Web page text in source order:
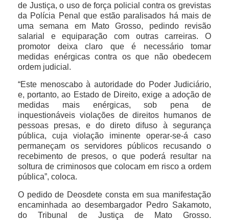
de Justiça, o uso de força policial contra os grevistas
da Polícia Penal que estão paralisados há mais de
uma semana em Mato Grosso, pedindo revisão
salarial e equiparação com outras carreiras. O
promotor deixa claro que é necessário tomar
medidas enérgicas contra os que não obedecem
ordem judicial.
“Este menoscabo à autoridade do Poder Judiciário,
e, portanto, ao Estado de Direito, exige a adoção de
medidas mais enérgicas, sob pena de
inquestionáveis violações de direitos humanos de
pessoas presas, e do direto difuso à segurança
pública, cuja violação iminente operar-se-á caso
permaneçam os servidores públicos recusando o
recebimento de presos, o que poderá resultar na
soltura de criminosos que colocam em risco a ordem
pública”, coloca.
O pedido de Deosdete consta em sua manifestação
encaminhada ao desembargador Pedro Sakamoto,
do Tribunal de Justiça de Mato Grosso.